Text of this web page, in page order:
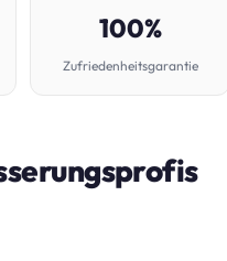
100%
Zufriedenheitsgarantie